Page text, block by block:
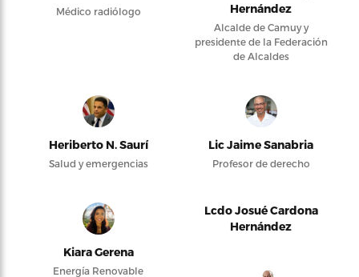
Médico radiólogo
Hernández
Alcalde de Camuy y
presidente de la Federación
de Alcaldes
Heriberto N. Saurí
Salud y emergencias
Lic Jaime Sanabria
Profesor de derecho
Kiara Gerena
Energía Renovable
Lcdo Josué Cardona
Hernández